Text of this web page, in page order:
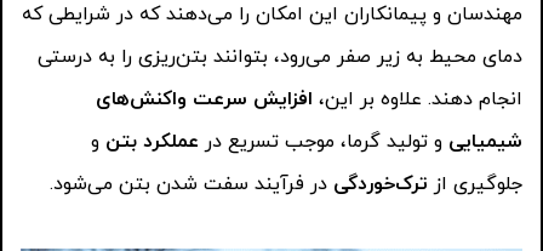
مهندسان و پیمانکاران این امکان را می‌دهند که در شرایطی که
دمای محیط به زیر صفر می‌رود، بتوانند بتن‌ریزی را به درستی
انجام دهند. علاوه بر این، افزایش سرعت واکنش‌های
شیمیایی و تولید گرما، موجب تسریع در عملکرد بتن و
جلوگیری از ترک‌خوردگی در فرآیند سفت شدن بتن می‌شود.